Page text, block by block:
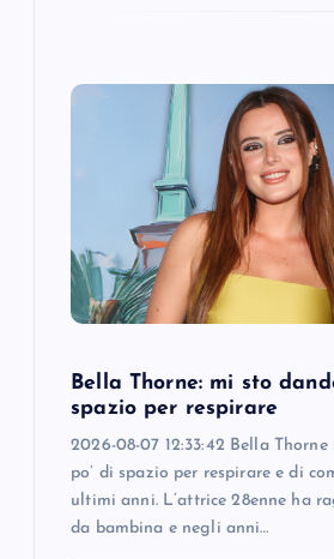
Bella Thorne: mi sto
spazio per respirare
2026-08-07 12:33:42 Bella Thorne
po’ di spazio per respirare e di
ultimi anni. L’attrice 28enne ha
da bambina e negli anni…